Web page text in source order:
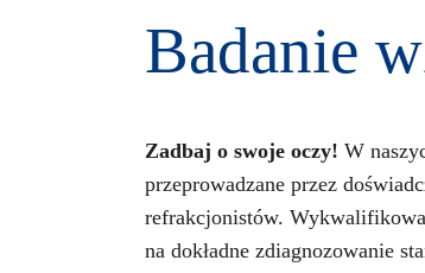
Badanie
Zadbaj o swoje oczy! W
przeprowadzane przez
refrakcjonistów.
na dokładne zdiagnozowanie